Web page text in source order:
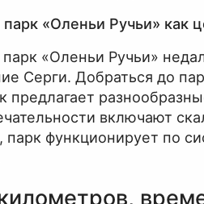
«Оленьи Ручьи» как
«Оленьи Ручьи»
Серги. Добраться до
предлагает
включают
парк функционирует по